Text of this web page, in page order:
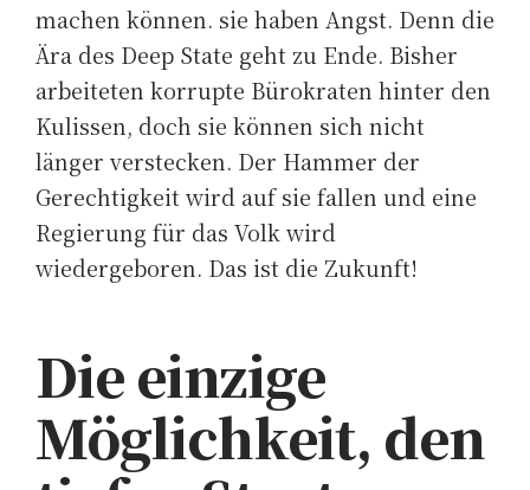
machen können. sie haben Angst. Denn die
Ära des Deep State geht zu Ende. Bisher
arbeiteten korrupte Bürokraten hinter den
Kulissen, doch sie können sich nicht
länger verstecken. Der Hammer der
Gerechtigkeit wird auf sie fallen und eine
Regierung für das Volk wird
wiedergeboren. Das ist die Zukunft!
Die einzige
Möglichkeit, den